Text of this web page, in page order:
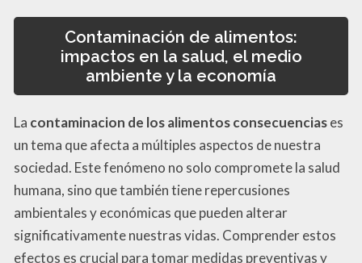
Contaminación de alimentos:
impactos en la salud, el medio
ambiente y la economía
La contaminacion de los alimentos consecuenciases
un tema que afecta a múltiples aspectos de nuestra
sociedad. Este fenómeno no solo compromete la salud
humana, sino que también tiene repercusiones
ambientales y económicas que pueden alterar
significativamente nuestras vidas. Comprender estos
efectos es crucial para tomar medidas preventivas y